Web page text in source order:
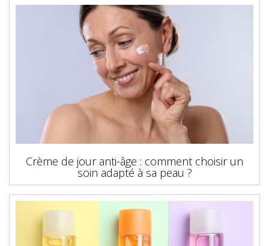
Crème de jour anti-âge : comment choisir un
soin adapté à sa peau ?